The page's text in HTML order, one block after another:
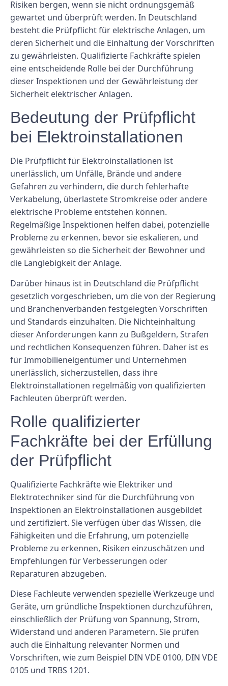
Risiken bergen, wenn sie nicht ordnungsgemäß
gewartet und überprüft werden. In Deutschland
besteht die Prüfpflicht für elektrische Anlagen, um
deren Sicherheit und die Einhaltung der Vorschriften
zu gewährleisten. Qualifizierte Fachkräfte spielen
eine entscheidende Rolle bei der Durchführung
dieser Inspektionen und der Gewährleistung der
Sicherheit elektrischer Anlagen.
Bedeutung der Prüfpflicht
bei Elektroinstallationen
Die Prüfpflicht für Elektroinstallationen ist
unerlässlich, um Unfälle, Brände und andere
Gefahren zu verhindern, die durch fehlerhafte
Verkabelung, überlastete Stromkreise oder andere
elektrische Probleme entstehen können.
Regelmäßige Inspektionen helfen dabei, potenzielle
Probleme zu erkennen, bevor sie eskalieren, und
gewährleisten so die Sicherheit der Bewohner und
die Langlebigkeit der Anlage.
Darüber hinaus ist in Deutschland die Prüfpflicht
gesetzlich vorgeschrieben, um die von der Regierung
und Branchenverbänden festgelegten Vorschriften
und Standards einzuhalten. Die Nichteinhaltung
dieser Anforderungen kann zu Bußgeldern, Strafen
und rechtlichen Konsequenzen führen. Daher ist es
für Immobilieneigentümer und Unternehmen
unerlässlich, sicherzustellen, dass ihre
Elektroinstallationen regelmäßig von qualifizierten
Fachleuten überprüft werden.
Rolle qualifizierter
Fachkräfte bei der Erfüllung
der Prüfpflicht
Qualifizierte Fachkräfte wie Elektriker und
Elektrotechniker sind für die Durchführung von
Inspektionen an Elektroinstallationen ausgebildet
und zertifiziert. Sie verfügen über das Wissen, die
Fähigkeiten und die Erfahrung, um potenzielle
Probleme zu erkennen, Risiken einzuschätzen und
Empfehlungen für Verbesserungen oder
Reparaturen abzugeben.
Diese Fachleute verwenden spezielle Werkzeuge und
Geräte, um gründliche Inspektionen durchzuführen,
einschließlich der Prüfung von Spannung, Strom,
Widerstand und anderen Parametern. Sie prüfen
auch die Einhaltung relevanter Normen und
Vorschriften, wie zum Beispiel DIN VDE 0100, DIN VDE
0105 und TRBS 1201.